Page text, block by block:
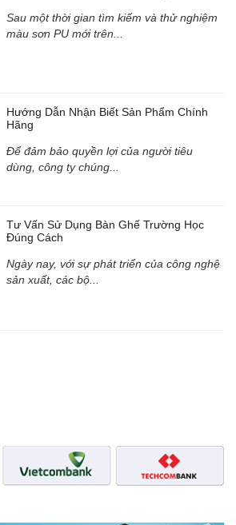
Sau một thời gian tìm kiếm và thử nghiệm
màu sơn PU mới trên...
Hướng Dẫn Nhận Biết Sản Phẩm Chính
Hãng
Để đảm bảo quyền lợi của người tiêu
dùng, công ty chúng...
Tư Vấn Sử Dụng Bàn Ghế Trường Học
Đúng Cách
Ngày nay, với sự phát triển của công nghệ
sản xuất, các bộ...